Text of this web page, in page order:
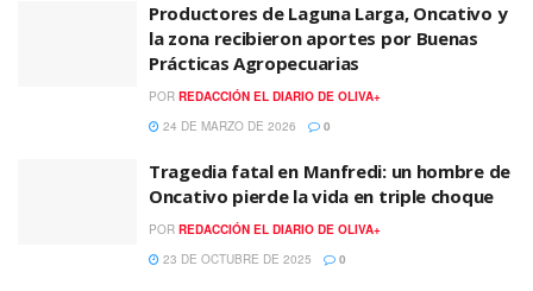
Productores de Laguna Larga, Oncativo y
la zona recibieron aportes por Buenas
Prácticas Agropecuarias
POR REDACCIÓN EL DIARIO DE OLIVA+
24 DE MARZO DE 2026
0
Tragedia fatal en Manfredi: un hombre de
Oncativo pierde la vida en triple choque
POR REDACCIÓN EL DIARIO DE OLIVA+
23 DE OCTUBRE DE 2025
0